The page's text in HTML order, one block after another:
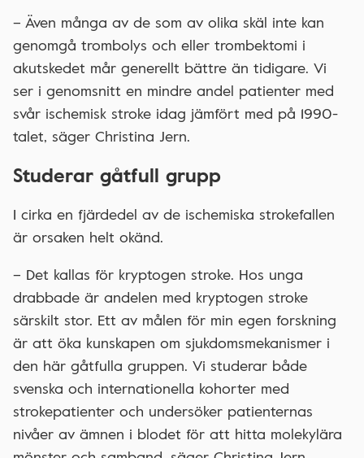
– Även många av de som av olika skäl inte kan
genomgå trombolys och eller trombektomi i
akutskedet mår generellt bättre än tidigare. Vi
ser i genomsnitt en mindre andel patienter med
svår ischemisk stroke idag jämfört med på 1990-
talet, säger Christina Jern.
Studerar gåtfull grupp
I cirka en fjärdedel av de ischemiska strokefallen
är orsaken helt okänd.
– Det kallas för kryptogen stroke. Hos unga
drabbade är andelen med kryptogen stroke
särskilt stor. Ett av målen för min egen forskning
är att öka kunskapen om sjukdomsmekanismer i
den här gåtfulla gruppen. Vi studerar både
svenska och internationella kohorter med
strokepatienter och undersöker patienternas
nivåer av ämnen i blodet för att hitta molekylära